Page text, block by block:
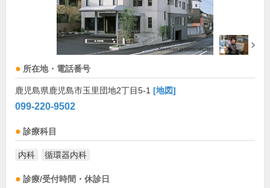
所在地・電話番号
鹿児島県鹿児島市玉里団地2丁目5-1 [地図]
099-220-9502
診療科目
内科 循環器内科
診療/受付時間・休診日